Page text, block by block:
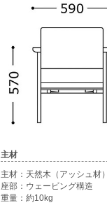
主材
主材：天然木（アッシュ材
座部：ウェービング構造
重量：約10kg